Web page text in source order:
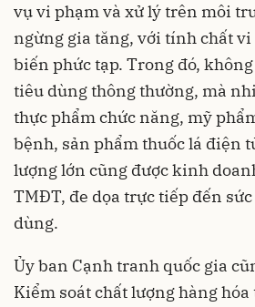
vụ vi phạm và xử lý trên môi
ngừng gia tăng, với tính chất
biến phức tạp. Trong đó,
tiêu dùng thông thường, mà
thực phẩm chức năng, mỹ
bệnh, sản phẩm thuốc lá điện
lượng lớn cũng được kinh
TMĐT, đe dọa trực tiếp đến
dùng.
Ủy ban Cạnh tranh quốc gia
Kiểm soát chất lượng hàng